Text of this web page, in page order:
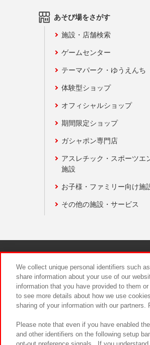
あそび場をさがす
施設・店舗検索
ゲームセンター
テーマパーク・ゆうえんち
体験型ショップ
オフィシャルショップ
期間限定ショップ
ガシャポン専門店
アスレチック・スポーツエ
施設
お子様・ファミリー向け施
その他の施設・サービス
We collect unique personal identifiers such
share information about your use of our
information that you have provided to them
to see more details about how we use
sharing of your information with our
Please note that even if you have enabled
and other identifiers on the following setup